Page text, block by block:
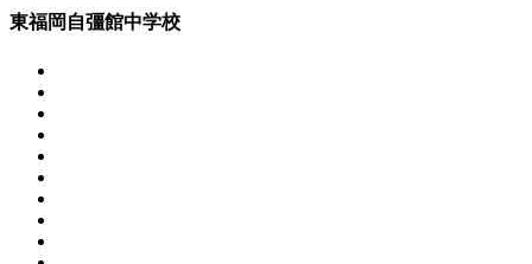
東福岡自彊館中学校